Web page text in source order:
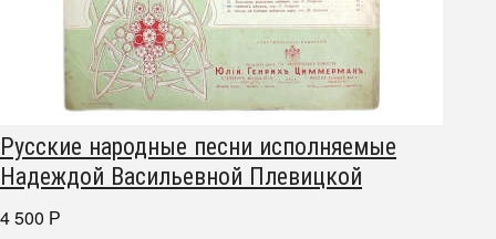
Русские народные песни исполняемые
Надеждой Васильевной Плевицкой
4 500 Р